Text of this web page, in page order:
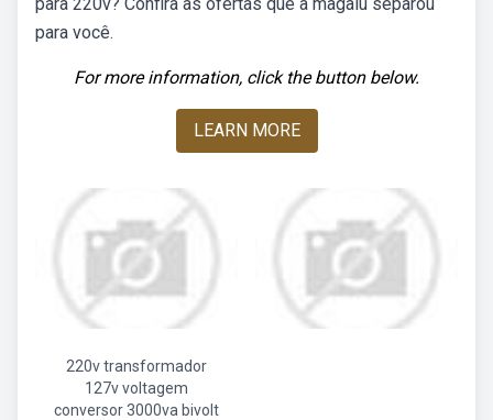
para você.
For more information, click the button below.
LEARN MORE
220v transformador
127v voltagem
conversor 3000va bivolt